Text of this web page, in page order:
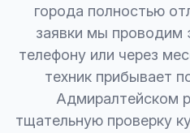
города полностью
заявки мы проводим
телефону или через
техник прибывает
Адмиралтейском
тщательную проверку